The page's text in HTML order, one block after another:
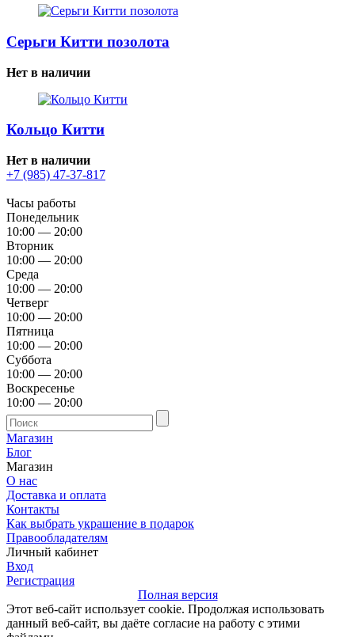
Серьги Китти позолота
Нет в наличии
Кольцо Китти
Нет в наличии
+7 (985) 47-37-817
Часы работы
Понедельник
10:00 — 20:00
Вторник
10:00 — 20:00
Среда
10:00 — 20:00
Четверг
10:00 — 20:00
Пятница
10:00 — 20:00
Суббота
10:00 — 20:00
Воскресенье
10:00 — 20:00
Магазин
Блог
Магазин
О нас
Доставка и оплата
Контакты
Как выбрать украшение в подарок
Правообладателям
Личный кабинет
Вход
Регистрация
Полная версия
Этот веб-сайт использует cookie. Продолжая использовать
данный веб-сайт, вы даёте согласие на работу с этими